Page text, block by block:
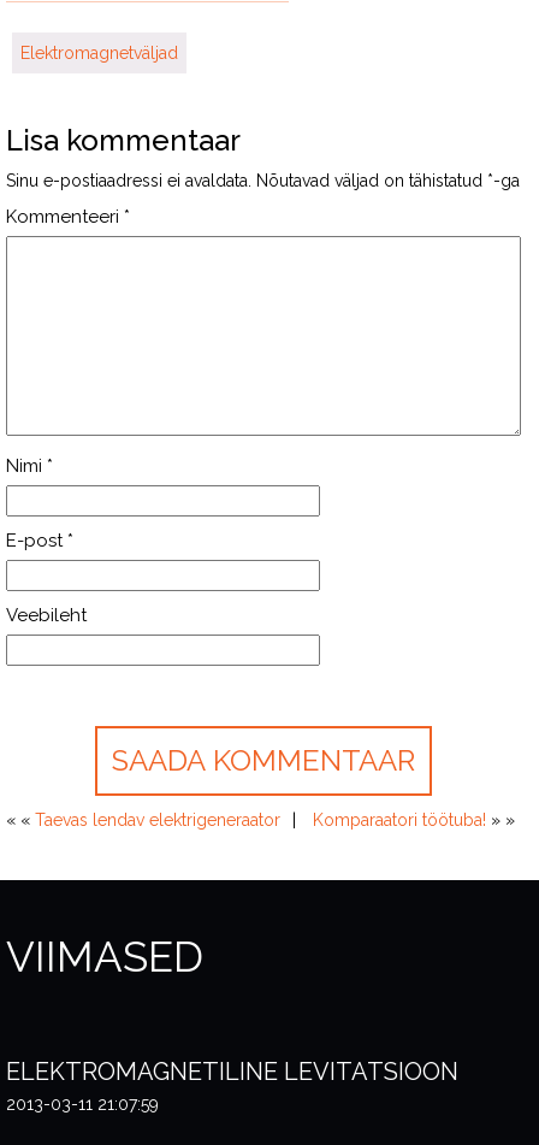
Elektromagnetväljad
Lisa kommentaar
Sinu e-postiaadressi ei avaldata. Nõutavad väljad on tähistatud *-ga
Kommenteeri *
Nimi *
E-post *
Veebileht
« « Taevas lendav elektrigeneraator Komparaatori töötuba! » »
VIIMASED
ELEKTROMAGNETILINE LEVITATSIOON
2013-03-11 21:07:59